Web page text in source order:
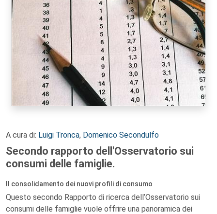
A cura di: Luigi Tronca, Domenico Secondulfo
Secondo rapporto dell'Osservatorio sui
consumi delle famiglie.
Il consolidamento dei nuovi profili di consumo
Questo secondo Rapporto di ricerca dell’Osservatorio sui
consumi delle famiglie vuole offrire una panoramica dei